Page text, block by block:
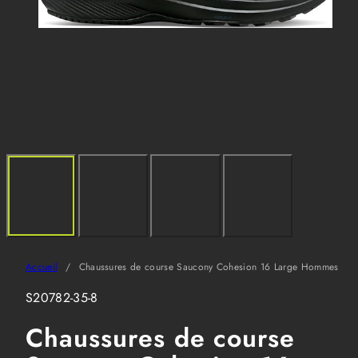
Accueil Chaussures de course Saucony Cohesion 16 Large Hommes
SKU:
S20782-35-8
Chaussures de course